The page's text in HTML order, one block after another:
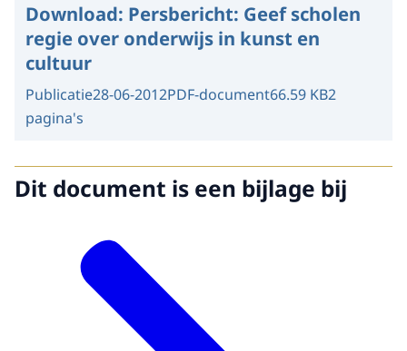
Download: Persbericht: Geef scholen
regie over onderwijs in kunst en
cultuur
Publicatie28-06-2012PDF-document66.59 KB2
pagina's
Dit document is een bijlage bij